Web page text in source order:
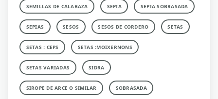
SEMILLAS DE CALABAZA SEPIA SEPIA SOBRASADA
SEPIAS SESOS SESOS DE CORDERO SETAS
SETAS : CEPS SETAS :MOIXERNONS
SETAS VARIADAS SIDRA
SIROPE DE ARCE O SIMILAR SOBRASADA